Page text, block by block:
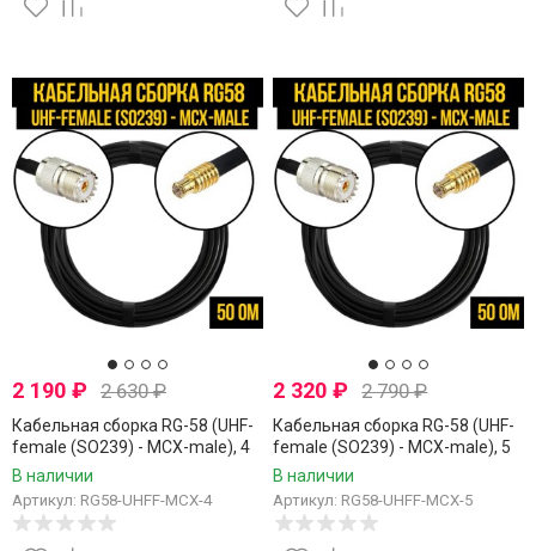
2 190 ₽ 2 630₽
Кабельная сборка RG-58 (UHF-
female (SO239) - MCX-male), 4
метра
В наличии
Артикул: RG58-UHFF-MCX-4
2 320₽ 2 790₽
Кабельная сборка RG-58 (UHF-
female (SO239) - MCX-male), 5
метров
В наличии
Артикул: RG58-UHFF-MCX-5